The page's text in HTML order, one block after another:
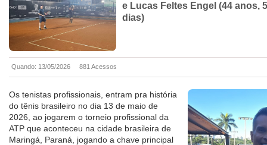
e Lucas Feltes Engel (44 anos,
dias)
Quando: 13/05/2026 881 Acessos
Os tenistas profissionais, entram pra história
do tênis brasileiro no dia 13 de maio de
2026, ao jogarem o torneio profissional da
ATP que aconteceu na cidade brasileira de
Maringá, Paraná, jogando a chave principal